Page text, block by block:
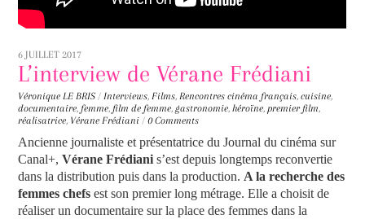
6 JUILLET 2017
L’interview de Vérane Frédiani
Véronique LE BRIS / Interviews,Films,Rencontres cinéma français,cuisine,
documentaire, femme, film de femme,gastronomie,héroïne,premier film,
réalisatrice, Vérane Frédiani / 0 Comments
Ancienne journaliste et présentatrice du Journal du cinéma sur
Canal+,Vérane Frédiani s’est depuis longtemps reconvertie
dans la distribution puis dans la production. A la recherche des
femmes chefs est son premier long métrage. Elle a choisit de
réaliser un documentaire sur la place des femmes dans la